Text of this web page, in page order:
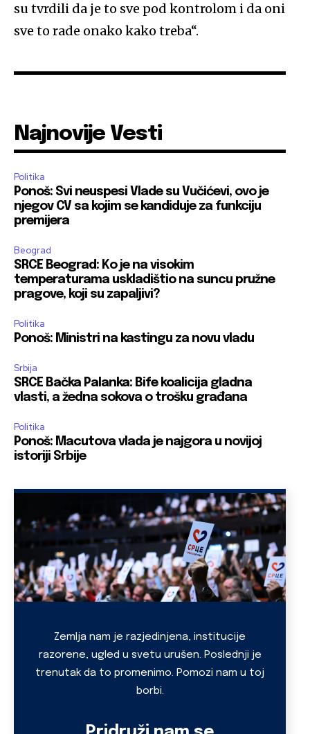
su tvrdili da je to sve pod kontrolom i da oni
sve to rade onako kako treba“.
Najnovije Vesti
Politika
Ponoš: Svi neuspesi Vlade su Vučićevi, ovo je
njegov CV sa kojim se kandiduje za funkciju
premijera
Beograd
SRCE Beograd: Ko je na visokim
temperaturama uskladištio na suncu pružne
pragove, koji su zapaljivi?
Politika
Ponoš: Ministri na kastingu za novu vladu
Srbija
SRCE Bačka Palanka: Bife koalicija gladna
vlasti, a žedna sokova o trošku građana
Politika
Ponoš: Macutova vlada je najgora u novijoj
istoriji Srbije
Company
Name *
Zemlja nam je razjedinjena, institucije
razorene, ugled u svetu urušen. Poslednji je
trenutak da to promenimo. Pomozi nam u toj
borbi.